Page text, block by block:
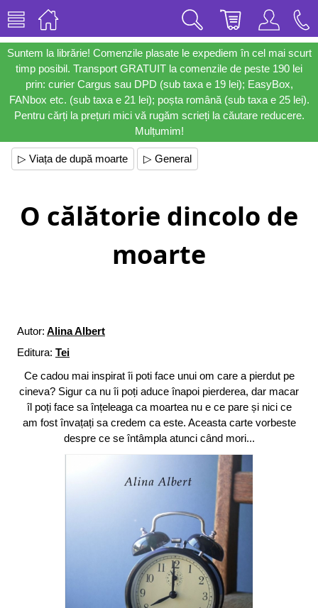
Suntem la librărie! Comenzile plasate le expediem în cel mai scurt
timp posibil. Transport GRATUIT la comenzile de peste 190 lei
prin: curier Cargus sau DPD (sub taxa e 19 lei); EasyBox,
FANbox etc. (sub taxa e 21 lei); poșta română (sub taxa e 25 lei).
Pentru cărți la prețuri mici vă rugăm scrieți la căutare reducere.
Mulțumim!
▷ Viața de după moarte ▷ General
O călătorie dincolo de
moarte
Autor: Alina Albert
Editura: Tei
Ce cadou mai inspirat îi poti face unui om care a pierdut pe
cineva? Sigur ca nu îi poți aduce înapoi pierderea, dar macar
îl poți face sa înțeleaga ca moartea nu e ce pare și nici ce
am fost învațați sa credem ca este. Aceasta carte vorbeste
despre ce se întâmpla atunci când mori...